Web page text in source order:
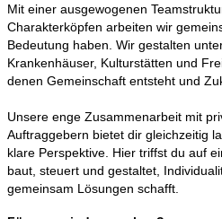
Mit einer ausgewogenen
Charakterköpfen arbeiten wir
Bedeutung haben. Wir gestalten
Krankenhäuser, Kulturstätten und
denen Gemeinschaft entsteht und
Unsere enge Zusammenarbeit mit
Auftraggebern bietet dir gleichzeitig
klare Perspektive. Hier triffst du auf
baut, steuert und gestaltet,
gemeinsam Lösungen schafft.